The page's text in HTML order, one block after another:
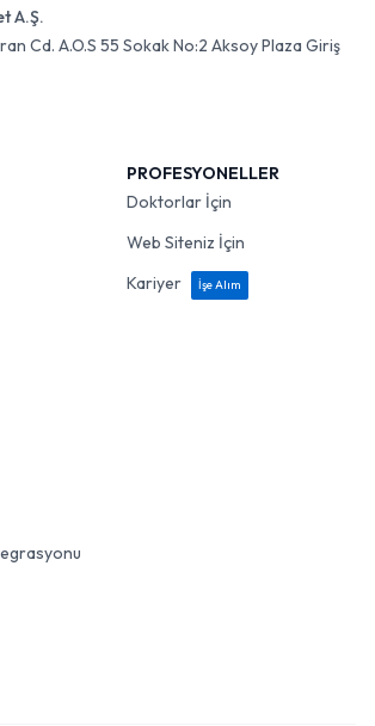
A.Ş.
Cd. A.O.S 55 Sokak No:2 Aksoy Plaza Giriş
PROFESYONELLER
Doktorlar İçin
Web Siteniz İçin
Kariyer
İşe Alım